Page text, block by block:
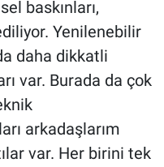
baskınları,
Yenilenebilir
daha dikkatli
var. Burada da çok
arkadaşlarım
var. Her birini tek